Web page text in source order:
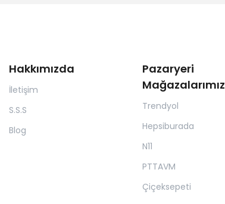
Hakkımızda
İletişim
S.S.S
Blog
Pazaryeri
Mağazalarımız
Trendyol
Hepsiburada
N11
PTTAVM
Çiçeksepeti